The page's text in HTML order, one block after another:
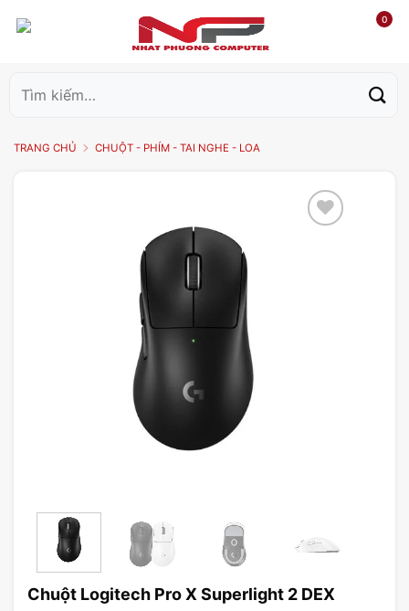
0
kiếm:
TRANG CHỦ CHUỘT - PHÍM - TAI NGHE - LOA
Chuột Logitech Pro X Superlight 2 DEX